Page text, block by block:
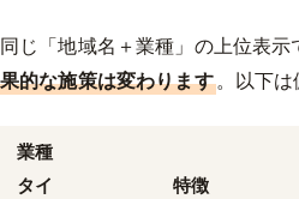
同じ「地域名＋業種」の上位表示
果的な施策は変わります。以下は
業種
タイ
特徴